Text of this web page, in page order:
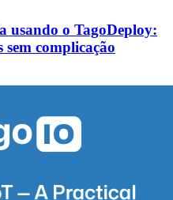
usando o TagoDeploy:
complicação